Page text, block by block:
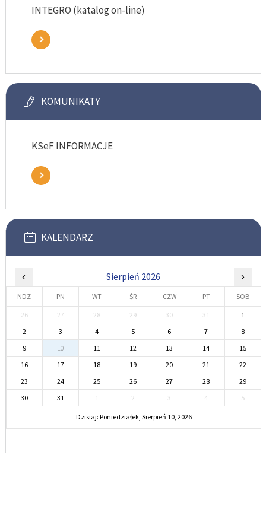
INTEGRO (katalog on-line)
KOMUNIKATY
KSeF INFORMACJE
KALENDARZ
‹ Sierpień 2026 ›
NDZ PN WT ŚR CZW PT SOB
26 27 28 29 30 31
1
2
3 4 5 6 7
8
9
10 11 12 13 14
15
16
17 18 19 20 21
22
23
24 25 26 27 28
29
30
31 1 2 3 4 5
Dzisiaj: Poniedziałek, Sierpień 10, 2026